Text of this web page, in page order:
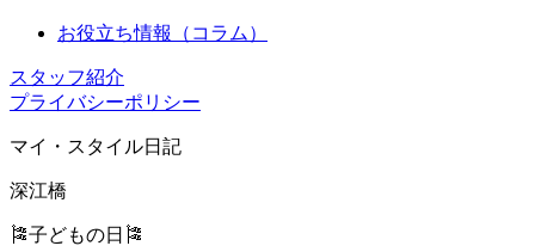
お役立ち情報（コラム）
スタッフ紹介
プライバシーポリシー
マイ・スタイル日記
深江橋
🎏子どもの日🎏